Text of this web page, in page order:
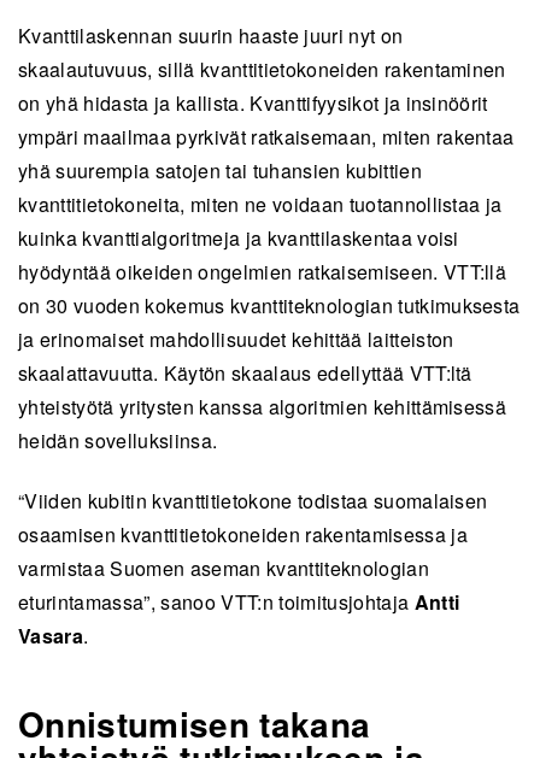
Kvanttilaskennan suurin haaste juuri nyt on
skaalautuvuus, sillä kvanttitietokoneiden rakentaminen
on yhä hidasta ja kallista. Kvanttifyysikot ja insinöörit
ympäri maailmaa pyrkivät ratkaisemaan, miten rakentaa
yhä suurempia satojen tai tuhansien kubittien
kvanttitietokoneita, miten ne voidaan tuotannollistaa ja
kuinka kvanttialgoritmeja ja kvanttilaskentaa voisi
hyödyntää oikeiden ongelmien ratkaisemiseen. VTT:llä
on 30 vuoden kokemus kvanttiteknologian tutkimuksesta
ja erinomaiset mahdollisuudet kehittää laitteiston
skaalattavuutta. Käytön skaalaus edellyttää VTT:ltä
yhteistyötä yritysten kanssa algoritmien kehittämisessä
heidän sovelluksiinsa.
“Viiden kubitin kvanttitietokone todistaa suomalaisen
osaamisen kvanttitietokoneiden rakentamisessa ja
varmistaa Suomen aseman kvanttiteknologian
eturintamassa”, sanoo VTT:n toimitusjohtaja Antti
Vasara.
Onnistumisen takana